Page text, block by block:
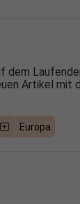
dem
Artikel mit
Europa